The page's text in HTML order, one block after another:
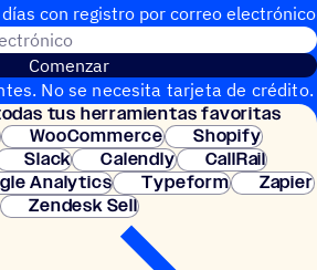
con regis­tro por correo electrónico
Dirección de correo electrónico
Comenzar
No se necesita tarjeta de crédito.
instantánea.
tus herramientas favoritas
WooCommerce
Shopify
Slack Calendly
CallRail
Analytics Typeform
Zapier
Zendesk Sell